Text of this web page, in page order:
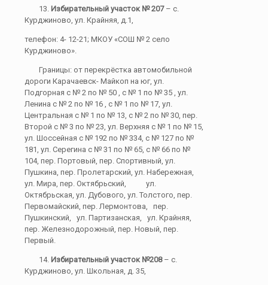
13. Избирательный участок № 207– с.
Курджиново, ул. Крайняя, д.1,
телефон: 4- 12-21; МКОУ «СОШ № 2 село
Курджиново».
Границы: от перекрёстка автомобильной
дороги Карачаевск- Майкоп на юг, ул.
Подгорная с № 2 по № 50 , с № 1 по № 35 , ул.
Ленина с № 2 по № 16 , с № 1 по № 17, ул.
Центральная с № 1 по № 13, с № 2 по № 30, пер.
Второй с № 3 по № 23, ул. Верхняя с № 1 по № 15,
ул. Шоссейная с № 192 по № 334, с № 127 по №
181, ул. Серегина с № 31 по № 65, с № 66 по №
104, пер. Портовый, пер. Спортивный, ул.
Пушкина, пер. Пролетарский, ул. Набережная,
ул. Мира, пер. Октябрьский, ул.
Октябрьская, ул. Дубового, ул. Толстого, пер.
Первомайский, пер. Лермонтова, пер.
Пушкинский, ул. Партизанская, ул. Крайняя,
пер. Железнодорожный, пер. Новый, пер.
Первый.
14. Избирательный участок №208 – с.
Курджиново, ул. Школьная, д. 35,